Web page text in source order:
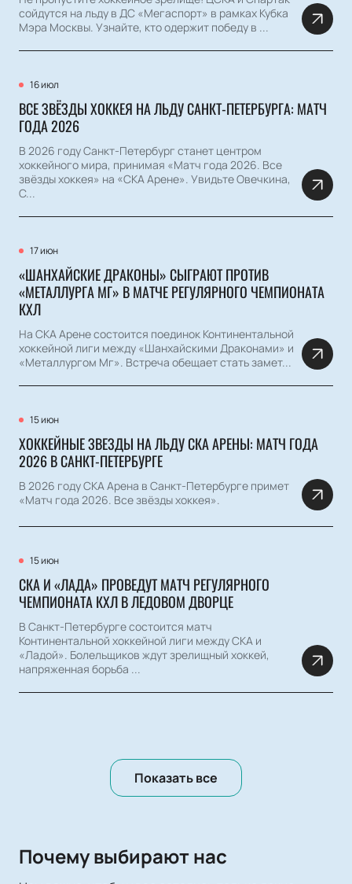
сойдутся на льду в ДС «Мегаспорт» в рамках Кубка
Мэра Москвы. Узнайте, кто одержит победу в ...
16 июл
ВСЕ ЗВЁЗДЫ ХОККЕЯ НА ЛЬДУ САНКТ-ПЕТЕРБУРГА: МАТЧ
ГОДА 2026
В 2026 году Санкт-Петербург станет центром
хоккейного мира, принимая «Матч года 2026. Все
звёзды хоккея» на «СКА Арене». Увидьте Овечкина,
С...
17 июн
«ШАНХАЙСКИЕ ДРАКОНЫ» СЫГРАЮТ ПРОТИВ
«МЕТАЛЛУРГА МГ» В МАТЧЕ РЕГУЛЯРНОГО ЧЕМПИОНАТА
КХЛ
На СКА Арене состоится поединок Континентальной
хоккейной лиги между «Шанхайскими Драконами» и
«Металлургом Мг». Встреча обещает стать замет...
15 июн
ХОККЕЙНЫЕ ЗВЕЗДЫ НА ЛЬДУ СКА АРЕНЫ: МАТЧ ГОДА
2026 В САНКТ-ПЕТЕРБУРГЕ
В 2026 году СКА Арена в Санкт-Петербурге примет
«Матч года 2026. Все звёзды хоккея».
15 июн
СКА И «ЛАДА» ПРОВЕДУТ МАТЧ РЕГУЛЯРНОГО
ЧЕМПИОНАТА КХЛ В ЛЕДОВОМ ДВОРЦЕ
В Санкт-Петербурге состоится матч
Континентальной хоккейной лиги между СКА и
«Ладой». Болельщиков ждут зрелищный хоккей,
напряженная борьба ...
Показать все
Почему выбирают нас